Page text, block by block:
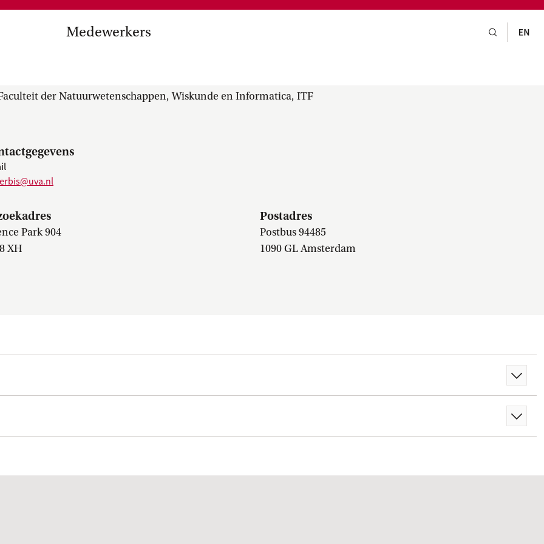
Medewerkers
plan, instellingsplan,
Internationalisering in
Medezeggenschap, ondernemingsraad,
der Natuurwetenschappen, Wiskunde en Informatica, ITF
Park 904
XH
Postadres
Postbus 94485
1090 GL Amsterdam